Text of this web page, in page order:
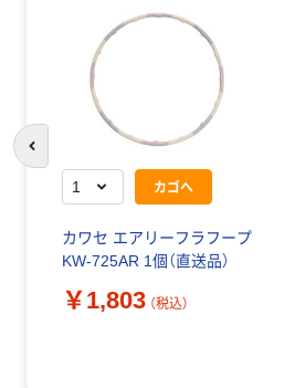
カゴへ
カワセ エアリーフラフープ
KW-725AR 1個（直送品）
￥1,803 （税込）